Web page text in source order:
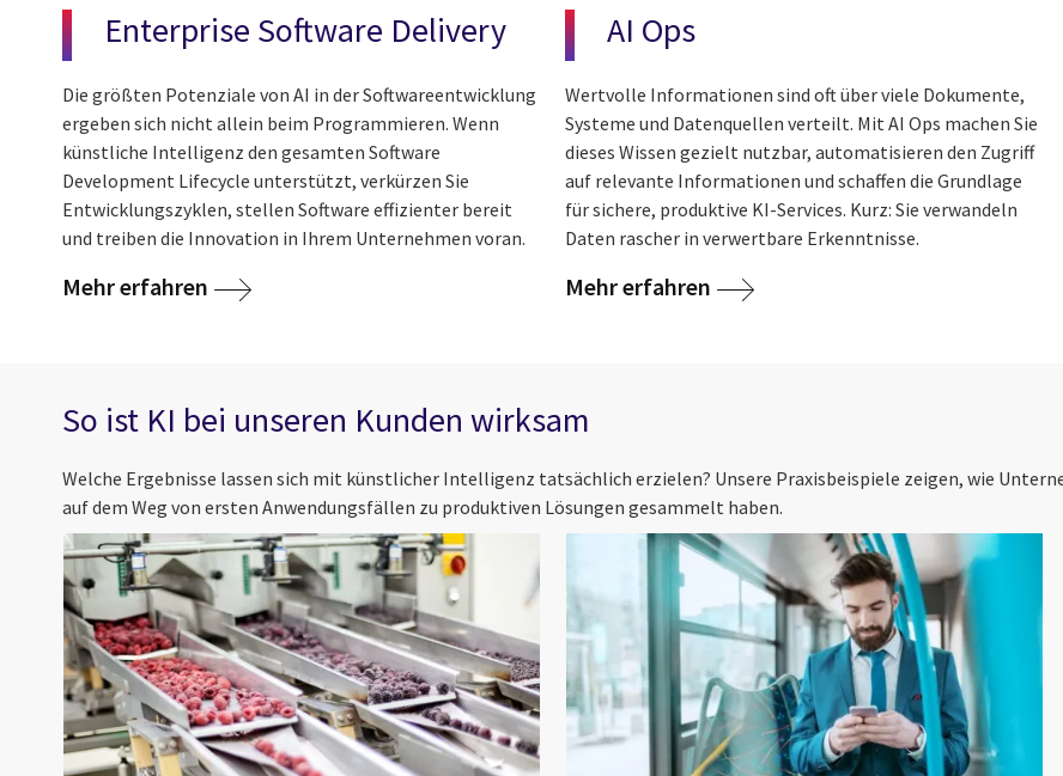
Enterprise Software Delivery
Die größten Potenziale von AI in der Softwareentwicklung
ergeben sich nicht allein beim Programmieren. Wenn
künstliche Intelligenz den gesamten Software
Development Lifecycle unterstützt, verkürzen Sie
Entwicklungszyklen, stellen Software effizienter bereit
und treiben die Innovation in Ihrem Unternehmen voran.
Mehr erfahren
AI Ops
Wertvolle Informationen sind oft über viele Dokumente,
Systeme und Datenquellen verteilt. Mit AI Ops machen Sie
dieses Wissen gezielt nutzbar, automatisieren den Zugriff
auf relevante Informationen und schaffen die Grundlage
für sichere, produktive KI-Services. Kurz: Sie verwandeln
Daten rascher in verwertbare Erkenntnisse.
Mehr erfahren
So ist KI bei unseren Kunden wirksam
Welche Ergebnisse lassen sich mit künstlicher Intelligenz tatsächlich erzielen? Unsere Praxisbeispiele zeigen, wie
auf dem Weg von ersten Anwendungsfällen zu produktiven Lösungen gesammelt haben.